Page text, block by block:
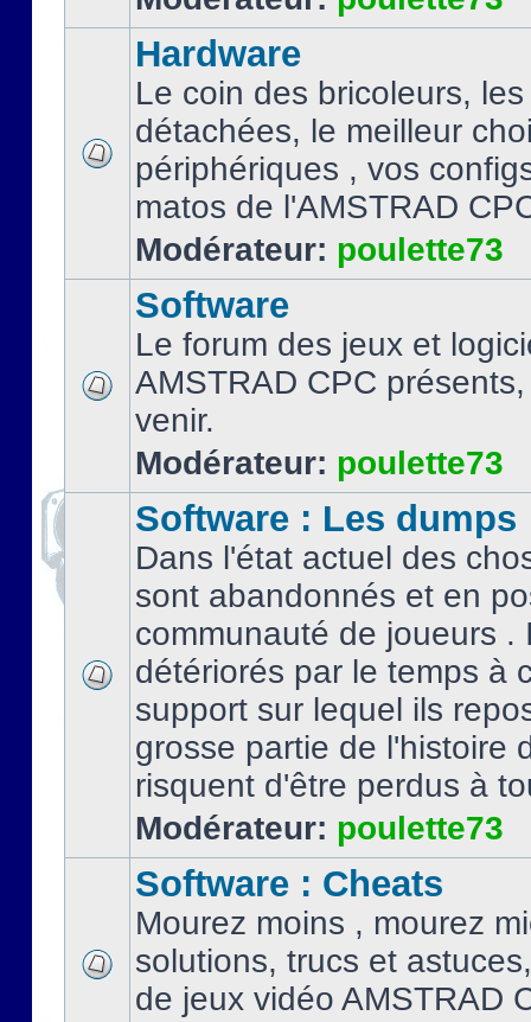
Hardware
Le coin des bricoleurs,
détachées, le meilleur
périphériques , vos
matos de l'AMSTRAD
Modérateur: poulette73
Software
Le forum des jeux et
AMSTRAD CPC
venir.
Modérateur: poulette73
Software : Les dumps
Dans l'état actuel des
sont abandonnés et en
communauté de joueurs .
détériorés par le temps à
support sur lequel ils
grosse partie de l'histoire
risquent d'être perdus à
Modérateur: poulette73
Software : Cheats
Mourez moins , mourez
solutions, trucs et
de jeux vidéo AMSTRAD